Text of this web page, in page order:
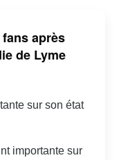
après
de Lyme
sur son état
importante sur